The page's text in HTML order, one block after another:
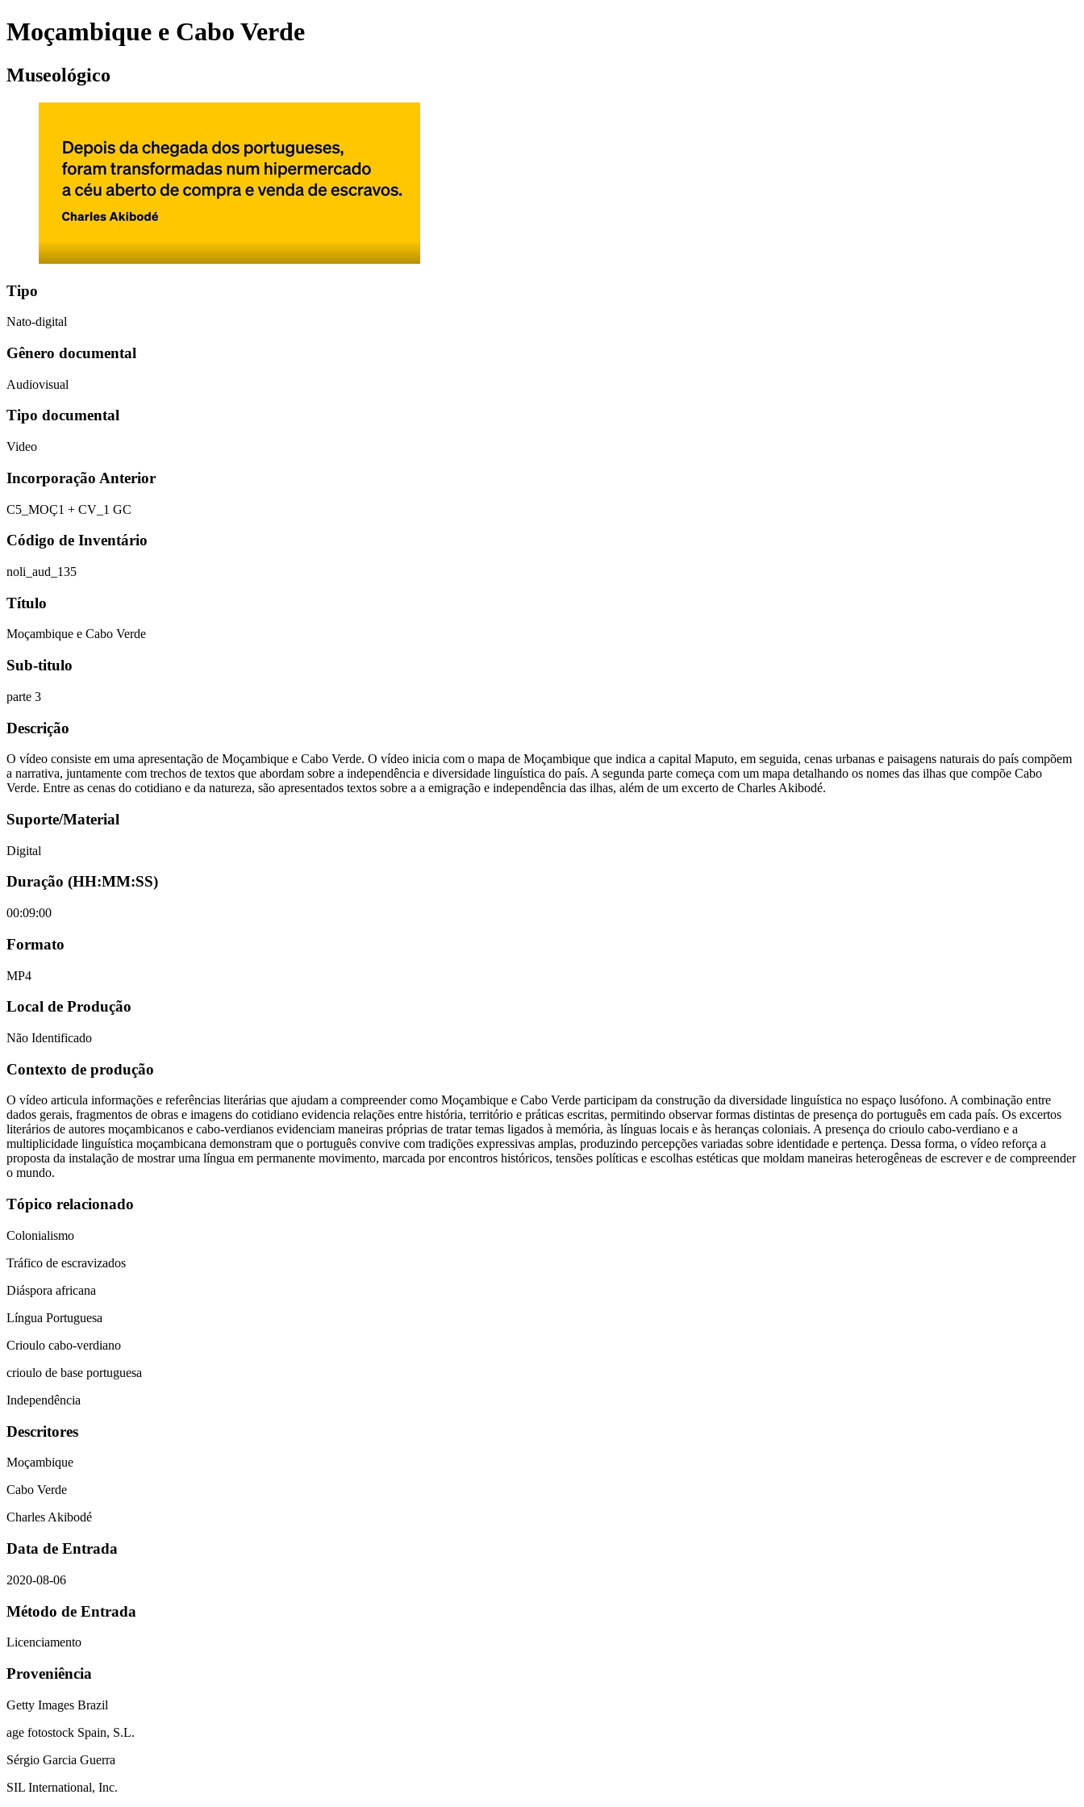
Moçambique e Cabo Verde
Museológico
Tipo
Nato-digital
Gênero documental
Audiovisual
Tipo documental
Video
Incorporação Anterior
C5_MOÇ1 + CV_1 GC
Código de Inventário
noli_aud_135
Título
Moçambique e Cabo Verde
Sub-titulo
parte 3
Descrição
O vídeo consiste em uma apresentação de Moçambique e Cabo Verde. O vídeo inicia com o mapa de Moçambique que indica a capital Maputo, em seguida, cenas urbanas e paisagens naturais do país compõem
a narrativa, juntamente com trechos de textos que abordam sobre a independência e diversidade linguística do país. A segunda parte começa com um mapa detalhando os nomes das ilhas que compõe Cabo
Verde. Entre as cenas do cotidiano e da natureza, são apresentados textos sobre a a emigração e independência das ilhas, além de um excerto de Charles Akibodé.
Suporte/Material
Digital
Duração (HH:MM:SS)
00:09:00
Formato
MP4
Local de Produção
Não Identificado
Contexto de produção
O vídeo articula informações e referências literárias que ajudam a compreender como Moçambique e Cabo Verde participam da construção da diversidade linguística no espaço lusófono. A combinação entre
dados gerais, fragmentos de obras e imagens do cotidiano evidencia relações entre história, território e práticas escritas, permitindo observar formas distintas de presença do português em cada país. Os excertos
literários de autores moçambicanos e cabo-verdianos evidenciam maneiras próprias de tratar temas ligados à memória, às línguas locais e às heranças coloniais. A presença do crioulo cabo-verdiano e a
multiplicidade linguística moçambicana demonstram que o português convive com tradições expressivas amplas, produzindo percepções variadas sobre identidade e pertença. Dessa forma, o vídeo reforça a
proposta da instalação de mostrar uma língua em permanente movimento, marcada por encontros históricos, tensões políticas e escolhas estéticas que moldam maneiras heterogêneas de escrever e de compreender
o mundo.
Tópico relacionado
Colonialismo
Tráfico de escravizados
Diáspora africana
Língua Portuguesa
Crioulo cabo-verdiano
crioulo de base portuguesa
Independência
Descritores
Moçambique
Cabo Verde
Charles Akibodé
Data de Entrada
2020-08-06
Método de Entrada
Licenciamento
Proveniência
Getty Images Brazil
age fotostock Spain, S.L.
Sérgio Garcia Guerra
SIL International, Inc.